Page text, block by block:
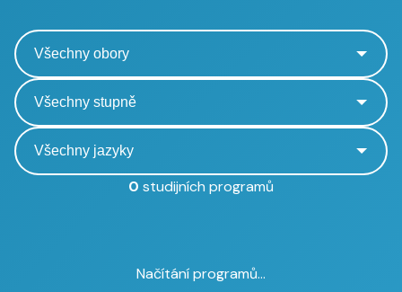
0 studijních programů
Načítání programů...